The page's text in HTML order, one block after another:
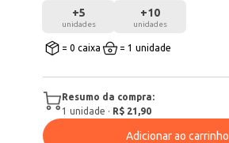
+5
unidades
+10
unidades
= 0 caixa = 1 unidade
Resumo da compra:
1 unidade · R$ 21,90
Adicionar ao carrinho